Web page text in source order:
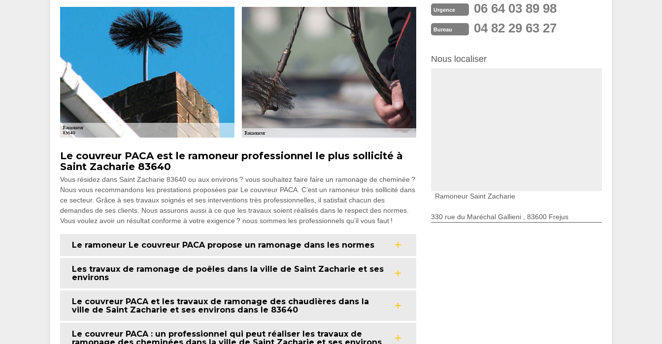
Le couvreur PACA est le ramoneur professionnel le plus sollicité à
Saint Zacharie 83640
Vous résidez dans Saint Zacharie 83640 ou aux environs ? vous souhaitez faire faire un ramonage de cheminée ?
Nous vous recommandons les prestations proposées par Le couvreur PACA. C’est un ramoneur très sollicité dans
ce secteur. Grâce à ses travaux soignés et ses interventions très professionnelles, il satisfait chacun des
demandes de ses clients. Nous assurons aussi à ce que les travaux soient réalisés dans le respect des normes.
Vous voulez avoir un résultat conforme à votre exigence ? nous sommes les professionnels qu’il vous faut !
Le ramoneur Le couvreur PACA propose un ramonage dans les normes
Les travaux de ramonage de poêles dans la ville de Saint Zacharie et ses
environs
Le couvreur PACA et les travaux de ramonage des chaudières dans la
ville de Saint Zacharie et ses environs dans le 83640
Le couvreur PACA : un professionnel qui peut réaliser les travaux de
Urgence 06 64 03 89 98
Bureau 04 82 29 63 27
Nous localiser
Ramoneur Saint Zacharie
330 rue du Maréchal Gallieni , 83600 Frejus